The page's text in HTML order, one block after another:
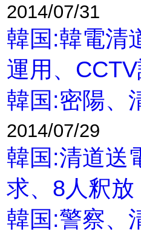
2014/07/31
韓国:韓電清
運用、
韓国:密陽、
2014/07/29
韓国:清道送
求、8人釈放
韓国:警察、